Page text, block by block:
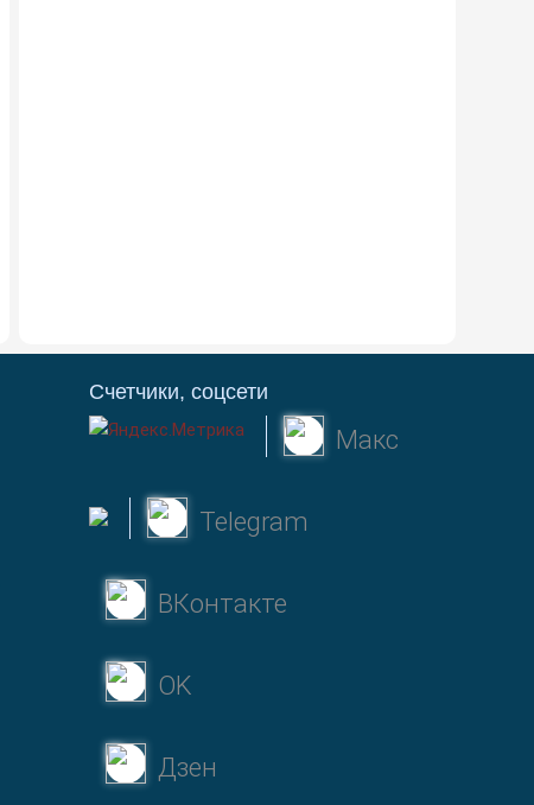
Счетчики, соцсети
Макс
Telegram
ВКонтакте
OK
Дзен